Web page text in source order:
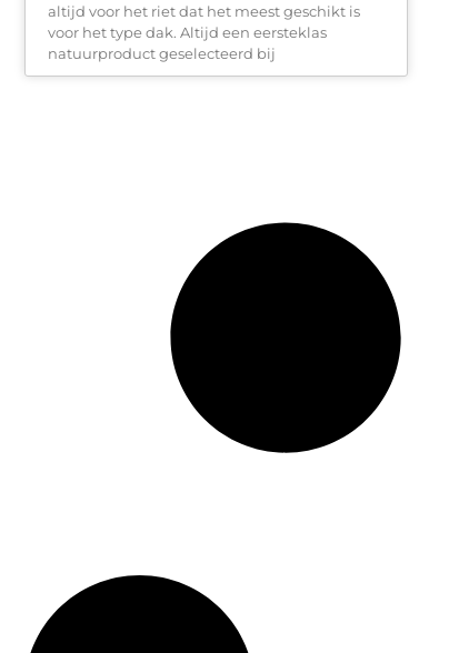
altijd voor het riet dat het meest geschikt is
voor het type dak. Altijd een eersteklas
natuurproduct geselecteerd bij